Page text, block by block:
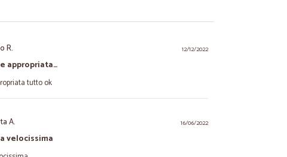
12/12/2022
R.
appropriata…
tutto ok
16/06/2022
A.
velocissima